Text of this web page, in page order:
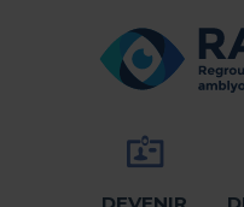
RETOUR À LA